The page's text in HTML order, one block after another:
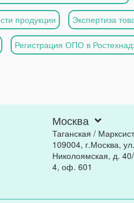
продукции Экспертиза
Регистрация ОПО в
Москва
Таганская /
109004, г.Москва, ул.
Николоямская, д.
4, оф. 601